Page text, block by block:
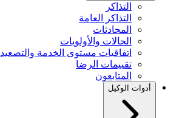
التذاكر
التذاكر العامة
المحادثات
الحالات والأولويات
اتفاقيات مستوى الخدمة والتصعيد
تقييمات الرضا
المتابعون
أدوات الوكيل